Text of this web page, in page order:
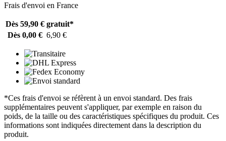
Frais d'envoi en France
Dès 59,90 € gratuit*
Dès 0,00 € 6,90 €
*Ces frais d'envoi se réfèrent à un envoi standard. Des frais
supplémentaires peuvent s'appliquer, par exemple en raison du
poids, de la taille ou des caractéristiques spécifiques du produit. Ces
informations sont indiquées directement dans la description du
produit.